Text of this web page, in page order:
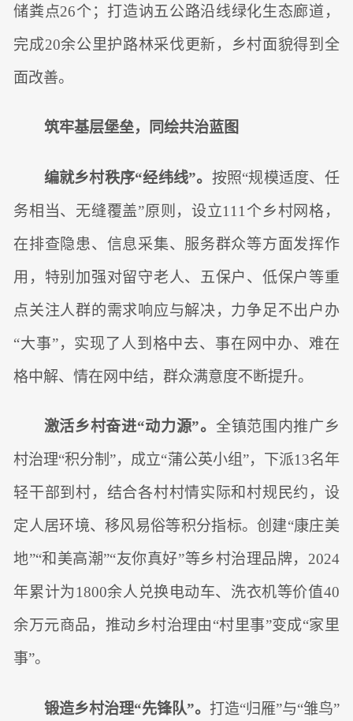
储粪点26个；打造讷五公路沿线绿化生态廊道，
完成20余公里护路林采伐更新，乡村面貌得到全
面改善。
筑牢基层堡垒，同绘共治蓝图
编就乡村秩序“经纬线”。 按照“规模适度、任
务相当、无缝覆盖”原则，设立111个乡村网格，
在排查隐患、信息采集、服务群众等方面发挥作
用，特别加强对留守老人、五保户、低保户等重
点关注人群的需求响应与解决，力争足不出户办
“大事”，实现了人到格中去、事在网中办、难在
格中解、情在网中结，群众满意度不断提升。
激活乡村奋进“动力源”。 全镇范围内推广乡
村治理“积分制”，成立“蒲公英小组”，下派13名年
轻干部到村，结合各村村情实际和村规民约，设
定人居环境、移风易俗等积分指标。创建“康庄美
地”“和美高潮”“友你真好”等乡村治理品牌，2024
年累计为1800余人兑换电动车、洗衣机等价值40
余万元商品，推动乡村治理由“村里事”变成“家里
事”。
锻造乡村治理“先锋队”。 打造“归雁”与“雏鸟”